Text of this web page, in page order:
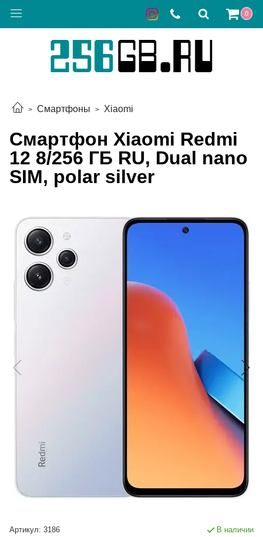
0
Смартфоны Xiaomi
Смартфон Xiaomi Redmi
12 8/256 ГБ RU, Dual nano
SIM, polar silver
Артикул: 3186 В наличии